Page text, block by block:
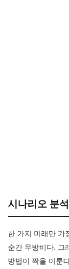
시나리오 분
한 가지 미래만 가
순간 무방비다. 그
방법이 짝을 이룬